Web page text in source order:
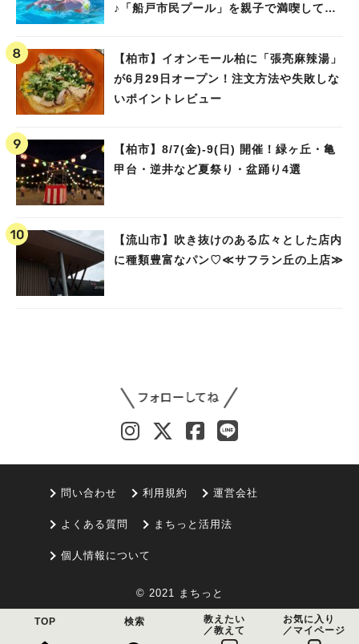
♪「船戸市民プール」を親子で満喫してき
【柏市】イオンモール柏に「張亮麻辣湯」
が6月29日オープン！注文方法や失敗しな
いポイントレビュー
【柏市】8/7(金)‐9(日) 開催！緑ヶ丘・亀
甲台・逆井など夏祭り・盆踊り4選
【流山市】吹き抜けのある広々とした店内
に種類豊富なパン♡≪サフラン丘の上店≫
問い合わせ 利用規約 運営会社
よくある質問 まちっと活用法
個人情報について
© 2021 まちっと
TOP 検索
教えたい
／教えて
お気に入り
／マイページ